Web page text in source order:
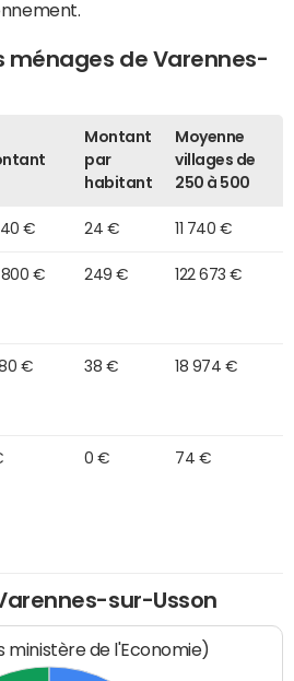
ménages de Varennes-
Montant
par
habitant
Moyenne
villages de
250 à 500
€ 24 € 11 740 €
800 € 249 € 122 673 €
€ 38 € 18 974 €
0 € 74 €
sur-Usson
ministère de l'Economie)